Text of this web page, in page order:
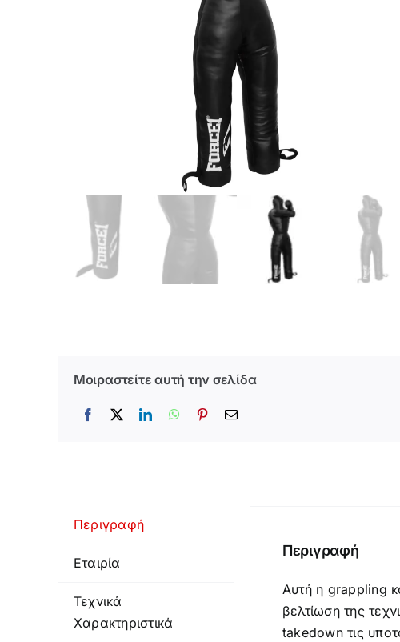
Μοιραστείτε αυτή την σελίδα
Περιγραφή
Εταιρία
Τεχνικά
Χαρακτηριστικά
Περιγραφή
Αυτή η grappling
βελτίωση της
takedown τις